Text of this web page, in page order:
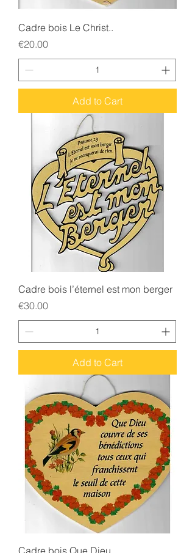
Cadre bois Le Christ..
Price
€20.00
Add to Cart
Cadre bois l’éternel est mon berger
Price
€30.00
Add to Cart
Cadre bois Que Dieu..